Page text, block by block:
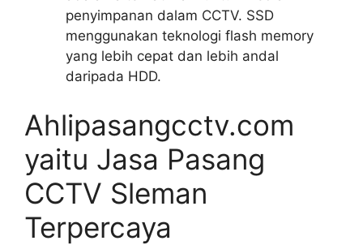
penyimpanan dalam CCTV. SSD
menggunakan teknologi flash memory
yang lebih cepat dan lebih andal
daripada HDD.
Ahlipasangcctv.com
yaitu Jasa Pasang
CCTV Sleman
Terpercaya